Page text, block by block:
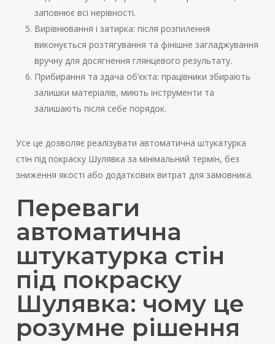
заповнює всі нерівності.
Вирівнювання і затирка: після розпилення
виконується розтягування та фінішне загладжування
вручну для досягнення глянцевого результату.
Прибирання та здача об’єкта: працівники збирають
залишки матеріалів, миють інструменти та
залишають після себе порядок.
Усе це дозволяє реалізувати автоматична штукатурка
стін під покраску Шулявка за мінімальний термін, без
зниження якості або додаткових витрат для замовника.
Переваги
автоматична
штукатурка стін
під покраску
Шулявка: чому це
розумне рішення